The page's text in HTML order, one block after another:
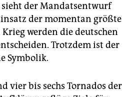
sieht der Mandatsentwurf
der momentan größte
werden die deutschen
Trotzdem ist der
Symbolik.
vier bis sechs Tornados der